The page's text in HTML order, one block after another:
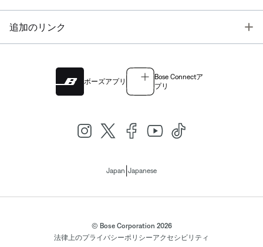
追加のリンク
ボーズアプリ
Bose Connectア
プリ
Japan Japanese
© Bose Corporation 2026
法律上のプライバシーポリシーアクセシビリティ